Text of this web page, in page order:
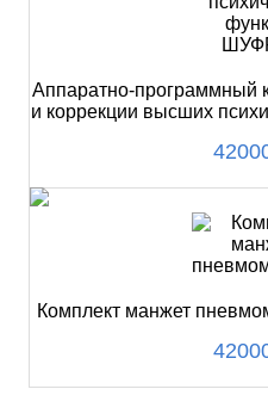
Аппаратно-программный
и коррекции высших
Комплект манжет